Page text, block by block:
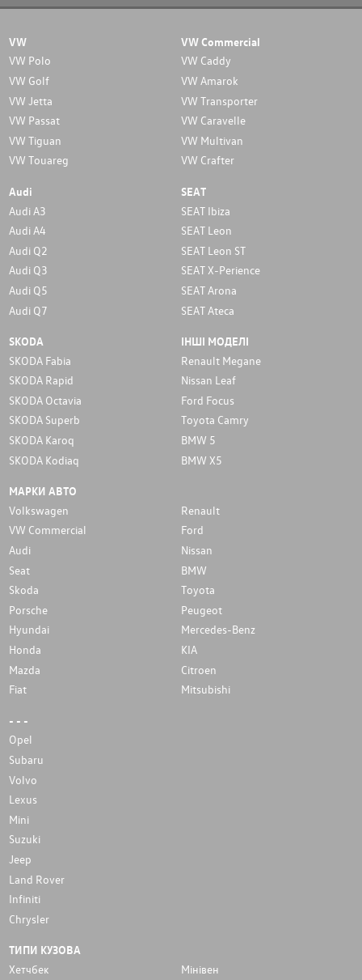
VW
VW Polo
VW Golf
VW Jetta
VW Passat
VW Tiguan
VW Touareg
VW Commercial
VW Caddy
VW Amarok
VW Transporter
VW Caravelle
VW Multivan
VW Crafter
Audi
Audi A3
Audi A4
Audi Q2
Audi Q3
Audi Q5
Audi Q7
SEAT
SEAT Ibiza
SEAT Leon
SEAT Leon ST
SEAT X-Perience
SEAT Arona
SEAT Ateca
SKODA
SKODA Fabia
SKODA Rapid
SKODA Octavia
SKODA Superb
SKODA Karoq
SKODA Kodiaq
ІНШІ МОДЕЛІ
Renault Megane
Nissan Leaf
Ford Focus
Toyota Camry
BMW 5
BMW X5
МАРКИ АВТО
Volkswagen
Renault
VW Commercial
Ford
Audi
Nissan
Seat
BMW
Skoda
Toyota
Porsche
Peugeot
Hyundai
Mercedes-Benz
Honda
KIA
Mazda
Citroen
Fiat
Mitsubishi
- - -
Opel
Subaru
Volvo
Lexus
Mini
Suzuki
Jeep
Land Rover
Infiniti
Chrysler
ТИПИ КУЗОВА
Хетчбек
Мінівен